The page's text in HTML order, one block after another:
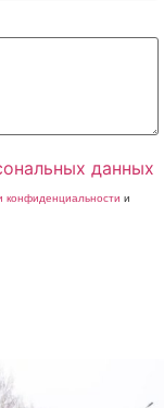
данных
конфиденциальности и